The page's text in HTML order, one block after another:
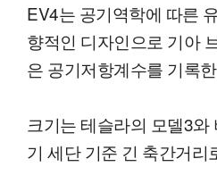
EV4는 공기역학에 따른
향적인 디자인으로 기아
은 공기저항계수를 기록
크기는 테슬라의 모델3와
기 세단 기준 긴 축간거리